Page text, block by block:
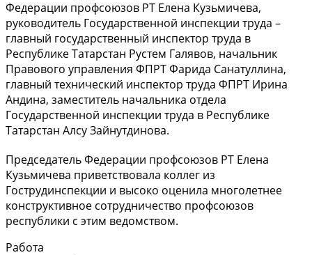
Федерации профсоюзов РТ Елена Кузьмичева,
руководитель Государственной инспекции труда –
главный государственный инспектор труда в
Республике Татарстан Рустем Галявов, начальник
Правового управления ФПРТ Фарида Санатуллина,
главный технический инспектор труда ФПРТ Ирина
Андина, заместитель начальника отдела
Государственной инспекции труда в Республике
Татарстан Алсу Зайнутдинова.
Председатель Федерации профсоюзов РТ Елена
Кузьмичева приветствовала коллег из
Гострудинспекции и высоко оценила многолетнее
конструктивное сотрудничество профсоюзов
республики с этим ведомством.
Работа